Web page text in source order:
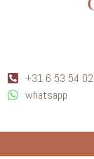
+31 6 53 54
whatsapp